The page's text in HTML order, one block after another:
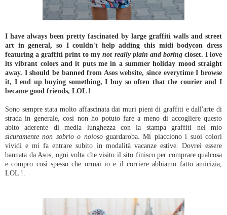
I have always been pretty fascinated by large graffiti walls and street
art in general, so I couldn't help adding this midi bodycon dress
featuring a graffiti print to mynot really plain and boringcloset. I love
its vibrant colors and it puts me in a summer holiday mood straight
away. I should be banned from Asos website, since everytime I browse
it, I end up buying something, I buy so often that the courier and I
became good friends, LOL !
Sono sempre stata molto affascinata dai muri pieni di graffiti e dall'arte di
strada in generale, così non ho potuto fare a meno di accogliere questo
abito aderente di media lunghezza con la stampa graffiti nel mio
sicuramente non sobrio o noiosoguardaroba. Mi piacciono i suoi colori
vividi e mi fa entrare subito in modalità vacanze estive. Dovrei essere
bannata da Asos, ogni volta che visito il sito finisco per comprare qualcosa
e compro così spesso che ormai io e il corriere abbiamo fatto amicizia,
LOL !.